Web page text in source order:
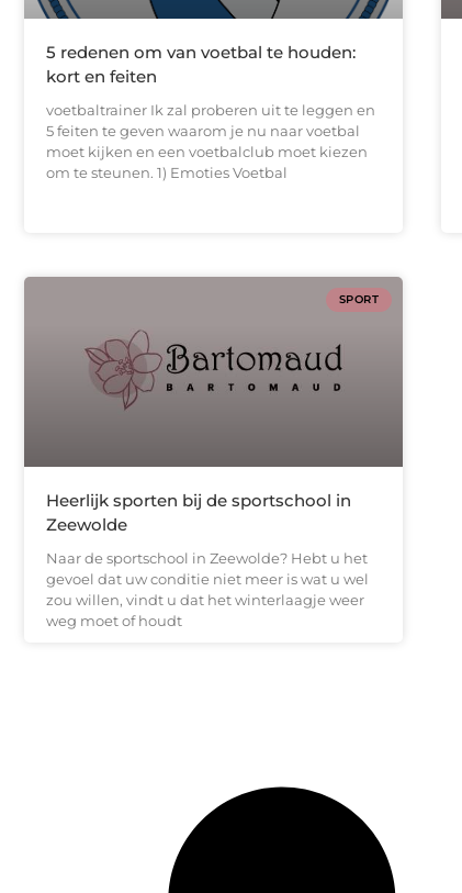
5 redenen om van voetbal te houden:
kort en feiten
voetbaltrainer Ik zal proberen uit te leggen en
5 feiten te geven waarom je nu naar voetbal
moet kijken en een voetbalclub moet kiezen
om te steunen. 1) Emoties Voetbal
SPORT
Heerlijk sporten bij de sportschool in
Zeewolde
Naar de sportschool in Zeewolde? Hebt u het
gevoel dat uw conditie niet meer is wat u wel
zou willen, vindt u dat het winterlaagje weer
weg moet of houdt